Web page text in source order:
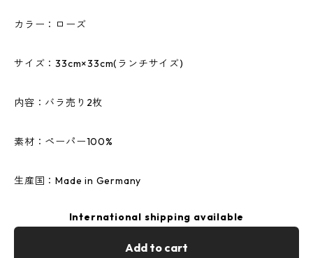
カラー：ローズ
サイズ：33cm×33cm(ランチサイズ)
内容：バラ売り2枚
素材：ペーパー100%
生産国：Made in Germany
International shipping available
Add to cart